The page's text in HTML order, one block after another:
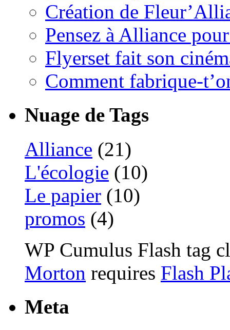
Création de
Pensez à Alliance
Flyerset fait son
Comment fabrique-
Nuage de Tags
Alliance (21)
L'écologie (10)
Le papier (10)
promos (4)
WP Cumulus Flash tag
Morton requires Flash
Meta